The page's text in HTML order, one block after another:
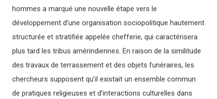
hommes a marqué une nouvelle étape vers le
développement d’une organisation sociopolitique hautement
structurée et stratifiée appelée chefferie, qui caractérisera
plus tard les tribus amérindiennes. En raison de la similitude
des travaux de terrassement et des objets funéraires, les
chercheurs supposent qu’il existait un ensemble commun
de pratiques religieuses et d’interactions culturelles dans